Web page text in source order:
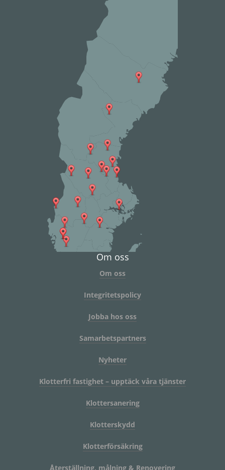
Om oss
Om oss
Integritetspolicy
Jobba hos oss
Samarbetspartners
Nyheter
Klotterfri fastighet – upptäck våra tjänster
Klottersanering
Klotterskydd
Klotterförsäkring
Återställning, målning & Renovering